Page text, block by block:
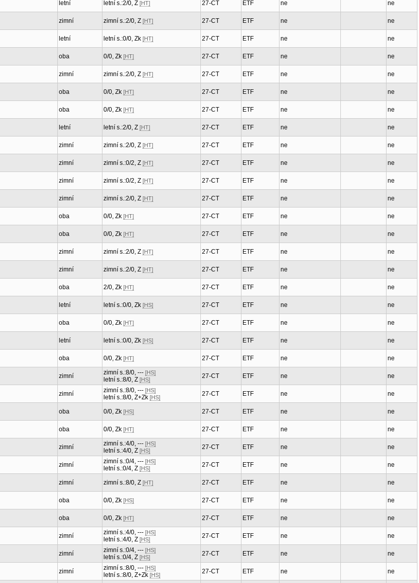
letní letní s.:2/0, Z [HT] 27-CT ETF ne ne
zimní zimní s.:2/0, Z [HT] 27-CT ETF ne ne
letní letní s.:0/0, Zk [HT] 27-CT ETF ne ne
oba 0/0, Zk [HT] 27-CT ETF ne ne
zimní zimní s.:2/0, Z [HT] 27-CT ETF ne ne
oba 0/0, Zk [HT] 27-CT ETF ne ne
oba 0/0, Zk [HT] 27-CT ETF ne ne
letní letní s.:2/0, Z [HT] 27-CT ETF ne ne
zimní zimní s.:2/0, Z [HT] 27-CT ETF ne ne
zimní zimní s.:0/2, Z [HT] 27-CT ETF ne ne
zimní zimní s.:0/2, Z [HT] 27-CT ETF ne ne
zimní zimní s.:2/0, Z [HT] 27-CT ETF ne ne
oba 0/0, Zk [HT] 27-CT ETF ne ne
oba 0/0, Zk [HT] 27-CT ETF ne ne
zimní zimní s.:2/0, Z [HT] 27-CT ETF ne ne
zimní zimní s.:2/0, Z [HT] 27-CT ETF ne ne
oba 2/0, Zk [HT] 27-CT ETF ne ne
letní letní s.:0/0, Zk [HS] 27-CT ETF ne ne
oba 0/0, Zk [HT] 27-CT ETF ne ne
letní letní s.:0/0, Zk [HS] 27-CT ETF ne ne
oba 0/0, Zk [HT] 27-CT ETF ne ne
zimní zimní s.:8/0, --- [HS]
letní s.:8/0, Z [HS] 27-CT ETF ne ne
zimní zimní s.:8/0, --- [HS]
letní s.:8/0, Z+Zk [HS] 27-CT ETF ne ne
oba 0/0, Zk [HS] 27-CT ETF ne ne
oba 0/0, Zk [HT] 27-CT ETF ne ne
zimní zimní s.:4/0, --- [HS]
letní s.:4/0, Z [HS] 27-CT ETF ne ne
zimní zimní s.:0/4, --- [HS]
letní s.:0/4, Z [HS] 27-CT ETF ne ne
zimní zimní s.:8/0, Z [HT] 27-CT ETF ne ne
oba 0/0, Zk [HS] 27-CT ETF ne ne
oba 0/0, Zk [HT] 27-CT ETF ne ne
zimní zimní s.:4/0, --- [HS]
letní s.:4/0, Z [HS] 27-CT ETF ne ne
zimní zimní s.:0/4, --- [HS]
letní s.:0/4, Z [HS] 27-CT ETF ne ne
zimní zimní s.:8/0, --- [HS]
letní s.:8/0, Z+Zk [HS] 27-CT ETF ne ne